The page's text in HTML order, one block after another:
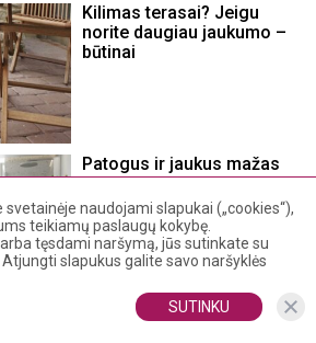
Kilimas terasai? Jeigu
norite daugiau jaukumo –
būtinai
Patogus ir jaukus mažas
vonios kambarys –
nesuderinama? Ekspertai
paneigia mitą ir turi
patarimų
VONIA
naudojami slapukai („cookies“),
teikiamų paslaugų kokybę.
tęsdami naršymą, jūs sutinkate su
slapukus galite savo naršyklės
SUTINKU